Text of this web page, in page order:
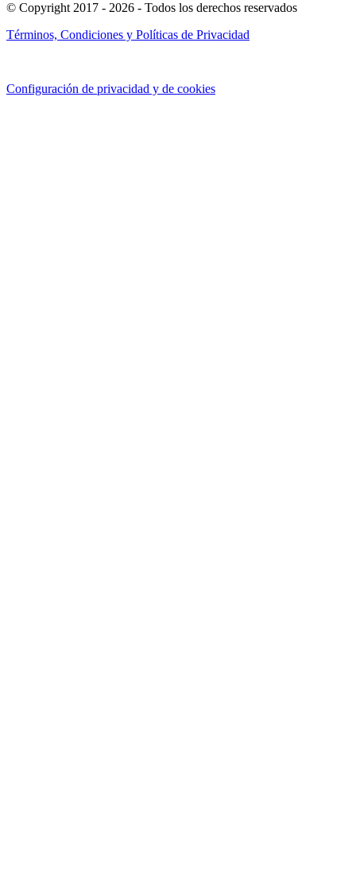
© Copyright 2017 - 2026 - Todos los derechos reservados
Términos, Condiciones y Políticas de Privacidad
Configuración de privacidad y de cookies